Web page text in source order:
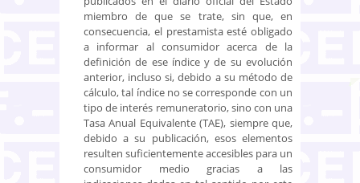
miembro de que se trate, sin que, en
consecuencia, el prestamista esté obligado
a informar al consumidor acerca de la
definición de ese índice y de su evolución
anterior, incluso si, debido a su método de
cálculo, tal índice no se corresponde con un
tipo de interés remuneratorio, sino con una
Tasa Anual Equivalente (TAE), siempre que,
debido a su publicación, esos elementos
resulten suficientemente accesibles para un
consumidor medio gracias a las